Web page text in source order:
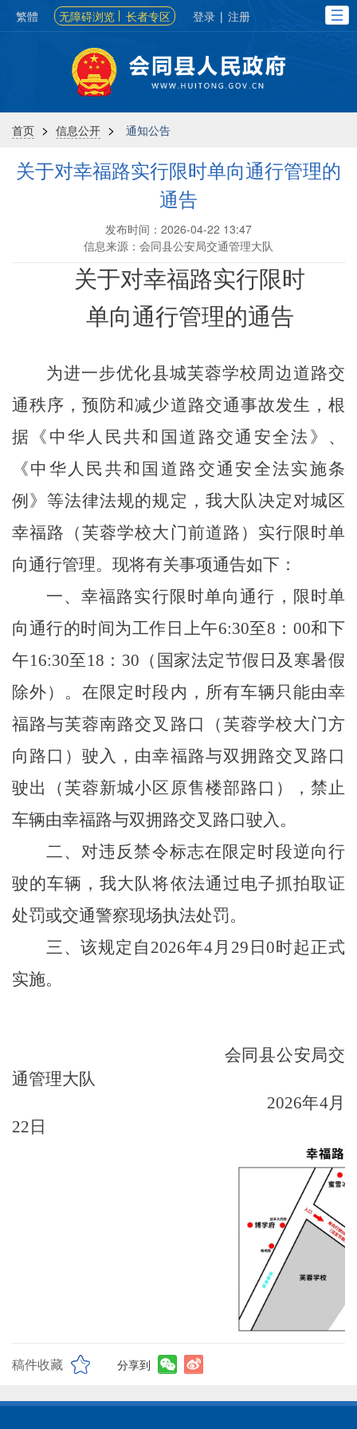
繁體 无障碍浏览 长者专区 登录 | 注册
首页 > 信息公开 > 通知公告
关于对幸福路实行限时单向通行管理的
通告
发布时间：2026-04-22 13:47
信息来源：会同县公安局交通管理大队
关于对幸福路实行限时
单向通行管理的通告
为进一步优化县城芙蓉学校周边道路交
通秩序，预防和减少道路交通事故发生，根
据《中华人民共和国道路交通安全法》、
《中华人民共和国道路交通安全法实施条
例》等法律法规的规定，我大队决定对城区
幸福路（芙蓉学校大门前道路）实行限时单
向通行管理。现将有关事项通告如下：
一、幸福路实行限时单向通行，限时单
向通行的时间为工作日上午6:30至8：00和下
午16:30至18：30（国家法定节假日及寒暑假
除外）。在限定时段内，所有车辆只能由幸
福路与芙蓉南路交叉路口（芙蓉学校大门方
向路口）驶入，由幸福路与双拥路交叉路口
驶出（芙蓉新城小区原售楼部路口），禁止
车辆由幸福路与双拥路交叉路口驶入。
二、对违反禁令标志在限定时段逆向行
驶的车辆，我大队将依法通过电子抓拍取证
处罚或交通警察现场执法处罚。
三、该规定自 2026年4月29日0时起正式
实施。
会同县公安局交
通管理大队
2026年4月
22日
稿件收藏 分享到